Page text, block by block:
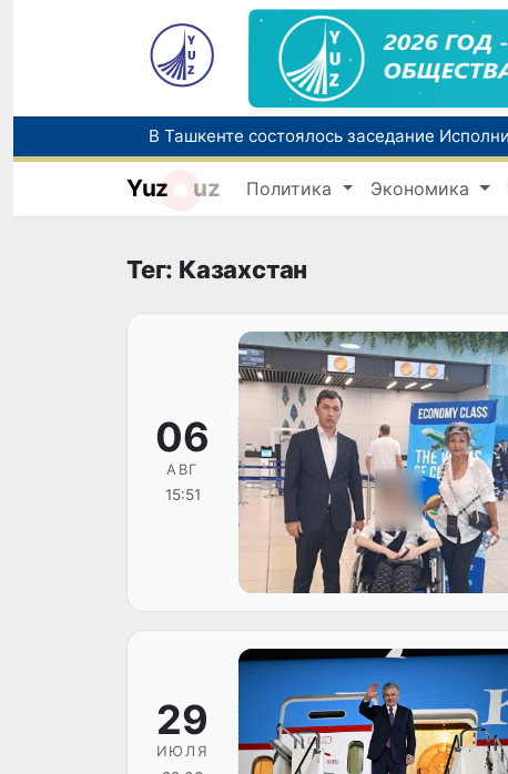
Yuz uz Политика Экономика
Тег: Казахстан
06
АВГ
15:51
29
ИЮЛЯ